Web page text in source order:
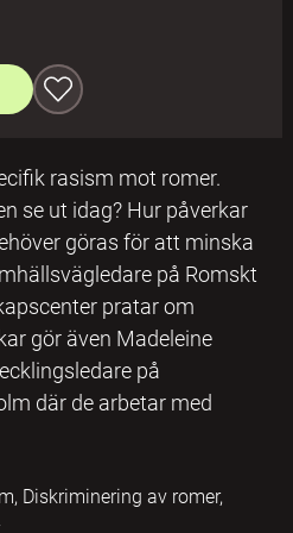
rasism mot romer.
se ut idag? Hur påverkar
göras för att minska
på Romskt
pratar om
gör även Madeleine
på
där de arbetar med
Diskriminering av romer,